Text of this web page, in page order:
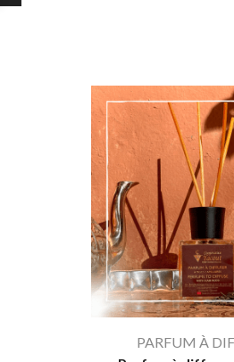
PARFUM À